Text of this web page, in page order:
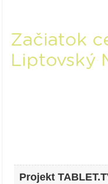
Začiatok
Liptovský
Projekt